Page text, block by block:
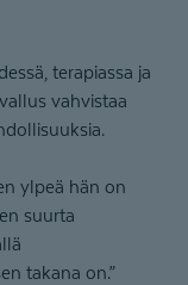
terapiassa ja
vahvistaa
ylpeä hän on
suurta
takana on.”